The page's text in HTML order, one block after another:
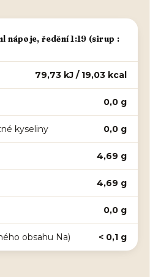
nápoje, ředění 1:19 (sirup :
79,73 kJ / 19,03 kcal
0,0 g
kyseliny 0,0 g
4,69 g
4,69 g
0,0 g
obsahu Na) < 0,1 g